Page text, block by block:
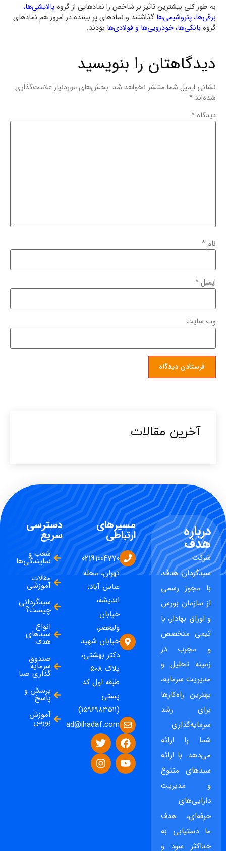
به طور کلی بیشترین تاثیر بر شاخص را نماد‌هایی از گروهپالایشی‌ها،
برقی‌ها، پتروشیمی‌ها گذاشتند و نماد‌های پر بیننده در امروز هم نمادهای
گروه بانکی‌ها، خودرویی‌ها و فولادی‌ها بودند.
دیدگاهتان را بنویسید
نشانی ایمیل شما منتشر نخواهد شد. بخش‌های موردنیاز علامت‌گذاری
شده‌اند *
دیدگاه *
نام*
ایمیل*
وب‌ سایت
آخرین مقالات​
درباره
هدف
شرکت
سبدگردان هدف،
با مجوز رسمی
از سازمان بورس
و اوراق بهادار، با
تیمی متخصص
و مجرب در
زمینه تحلیل و
مدیریت سرمایه،
بهترین راه‌کارها
برای رشد
سرمایه‌گذاری
شما را ارائه
می‌دهد. با ارائه
سبدهای متنوع
و مدیریت
دارایی‌های
حرفه‌ای، هدف
ما دستیابی به
حداکثر سود و
مسیرهای
ارتباطی
02191004770
تهران، محله
عباس آباد،
اندیشه،
خیابان
ولیعصر،
خیابان شهید
دکتر بهشتی،
پلاک ۵۰۸
طبقه اول کد
پستی
(۱۵۹۶۹۸۳۵۱۱)
ad@ihadaf.com
دسترسی
سریع
شعب و
نمایندگی‌ها
مقالات
آموزشی
سبدگردانی
چیست؟
انواع
سبدهای
هدف
صندوق
سرمایه
گذاری صبا
پرسش و
پاسخ
آموزش
بورس